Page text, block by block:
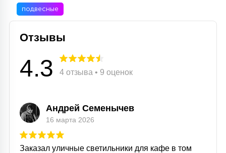
подвесные
Отзывы
4.3 4 отзыва • 9 оценок
Андрей Семенычев
16 марта 2026
Заказал уличные светильники для кафе в том